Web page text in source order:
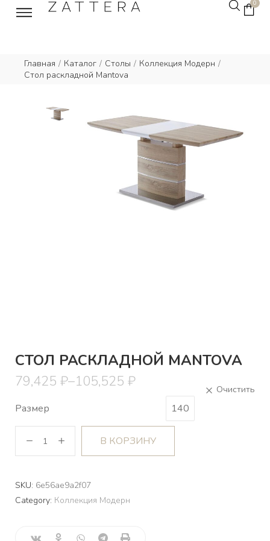
0
Главная / Каталог / Столы / Коллекция Модерн /
Стол раскладной Mantova
СТОЛ РАСКЛАДНОЙ MANTOVA
79,425 ₽–105,525 ₽
Размер⠀ 140
В КОРЗИНУ
SKU: 6e56ae9a2f07
Category: Коллекция Модерн